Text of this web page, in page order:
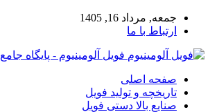
جمعه, مرداد 16, 1405
ارتباط با ما
فویل آلومینیوم - پایگاه
صفحه اصلی
تاریخچه و تولید فویل
صنایع بالا دستی فویل